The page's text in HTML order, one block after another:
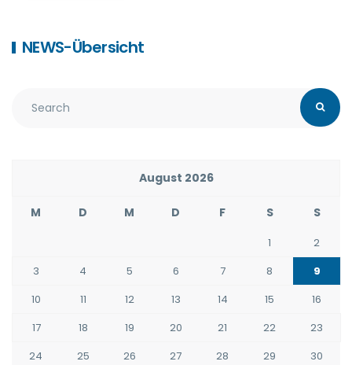
NEWS-Übersicht
August 2026
M D M D F S S
1
2
3
4 5 6 7 8
9
10
11 12 13 14 15
16
17
18 19 20 21 22
23
24
25 26 27 28 29
30